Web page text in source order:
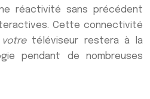
réactivité sans précédent
Cette connectivité
votretéléviseur restera à la
pendant de nombreuses